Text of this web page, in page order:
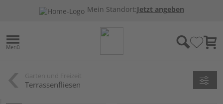
Mein Standort:Jetzt angeben
Terrassenfliesen